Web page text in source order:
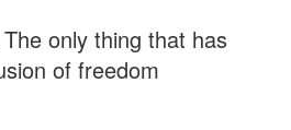
only thing that has
of freedom